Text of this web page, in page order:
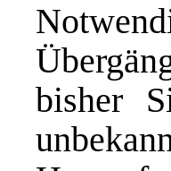
bisher